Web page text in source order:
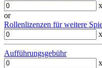
or
Rollenlizenzen für weitere
Aufführungsgebühr